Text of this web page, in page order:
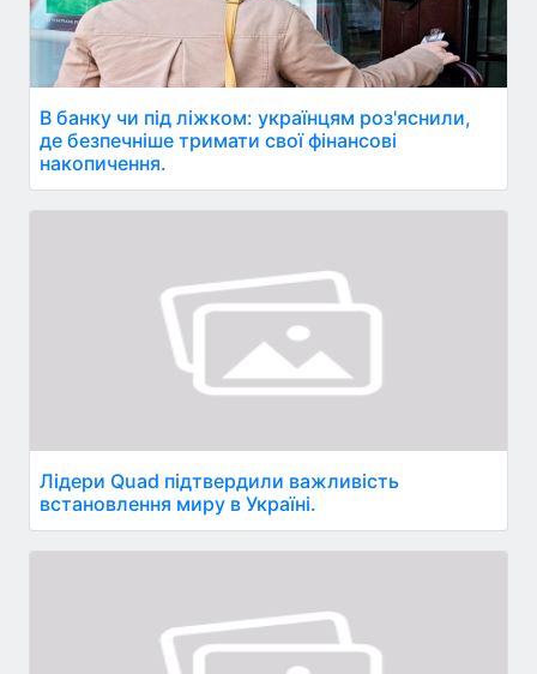
В банку чи під ліжком: українцям роз'яснили,
де безпечніше тримати свої фінансові
накопичення.
Лідери Quad підтвердили важливість
встановлення миру в Україні.